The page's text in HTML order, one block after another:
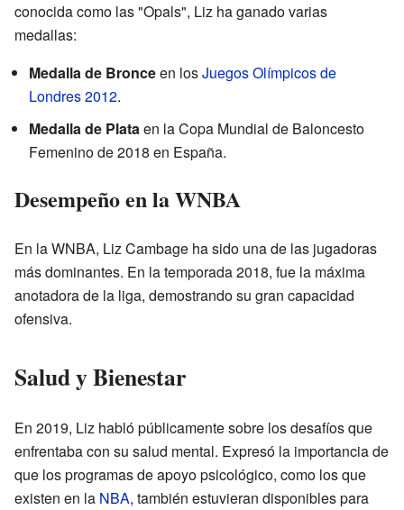
conocida como las "Opals", Liz ha ganado varias
medallas:
Medalla de Bronceen losJuegos Olímpicos de
Londres 2012.
Medalla de Plataen la Copa Mundial de Baloncesto
Femenino de 2018 en España.
Desempeño en la WNBA
En la WNBA, Liz Cambage ha sido una de las jugadoras
más dominantes. En la temporada 2018, fue la máxima
anotadora de la liga, demostrando su gran capacidad
ofensiva.
Salud y Bienestar
En 2019, Liz habló públicamente sobre los desafíos que
enfrentaba con su salud mental. Expresó la importancia de
que los programas de apoyo psicológico, como los que
existen en la NBA, también estuvieran disponibles para